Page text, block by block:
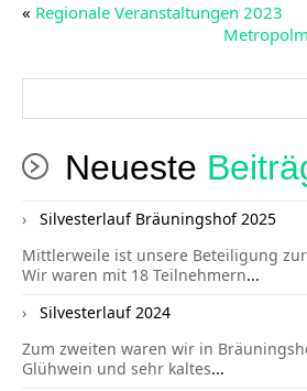
« Regionale Veranstaltungen 2023
Neueste
Silvesterlauf Bräuningshof 2025
Mittlerweile ist unsere Beteiligung
Wir waren mit 18 Teilnehmern...
Silvesterlauf 2024
Zum zweiten waren wir in
Glühwein und sehr kaltes...